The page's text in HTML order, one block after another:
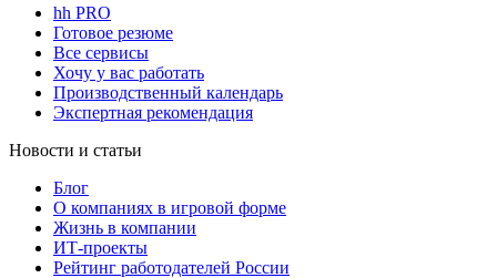
hh PRO
Готовое резюме
Все сервисы
Хочу у вас работать
Производственный календарь
Экспертная рекомендация
Новости и статьи
Блог
О компаниях в игровой форме
Жизнь в компании
ИТ-проекты
Рейтинг работодателей России